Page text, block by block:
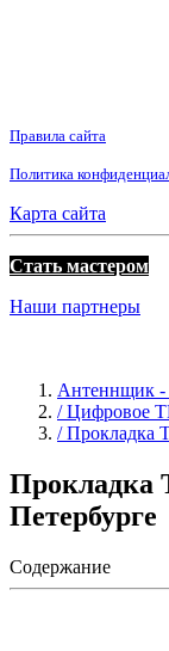
Правила сайта
Политика
Карта сайта
Стать мастером
Наши партнеры
Антеннщик -
/ Цифровое
/ Прокладка
Прокладка
Петербурге
Содержание